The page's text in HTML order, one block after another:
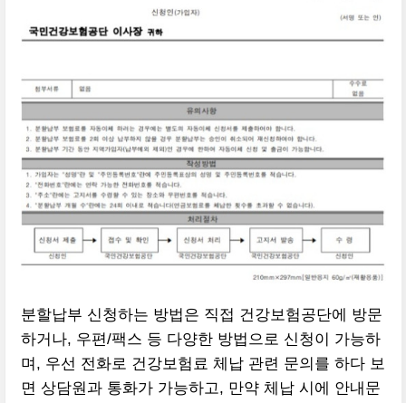
분할납부 신청하는 방법은 직접 건강보험공단에 방문
하거나, 우편/팩스 등 다양한 방법으로 신청이 가능하
며, 우선 전화로 건강보험료 체납 관련 문의를 하다 보
면 상담원과 통화가 가능하고, 만약 체납 시에 안내문